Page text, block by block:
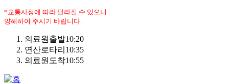
*교통사정에 따라 달라질 수 있으니
양해하여 주시기 바랍니다.
의료원출발10:20
연산로타리 10:35
의료원도착10:55